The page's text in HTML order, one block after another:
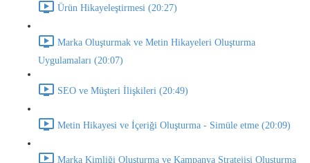
Ürün Hikayeleştirmesi (20:27)
Marka Oluşturmak ve Metin Hikayeleri Oluşturma
Uygulamaları (20:07)
SEO ve Müşteri İlişkileri (20:49)
Metin Hikayesi ve İçeriği Oluşturma - Simüle etme (20:09)
Marka Kimliği Oluşturma ve Kampanya Stratejisi Oluşturma